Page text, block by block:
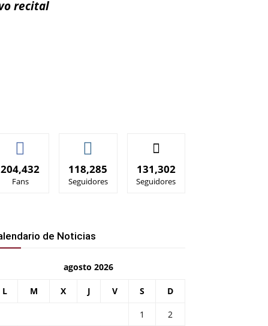
recital
204,432
Fans
118,285
Seguidores
131,302
Seguidores
de Noticias
agosto 2026
L M X J V S D
1
2